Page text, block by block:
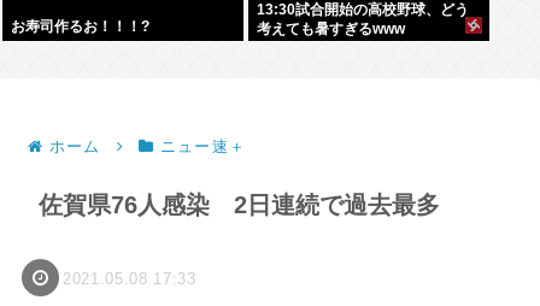
お寿司作るお！！！?
13:30試合開始の高校野球、どう
考えても暑すぎるwww
ホーム ニュー速＋
佐賀県76人感染 2日連続で過去最多
2021.05.08 17:33